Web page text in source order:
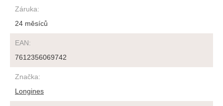
Záruka:
24 měsíců
EAN:
7612356069742
Značka:
Longines